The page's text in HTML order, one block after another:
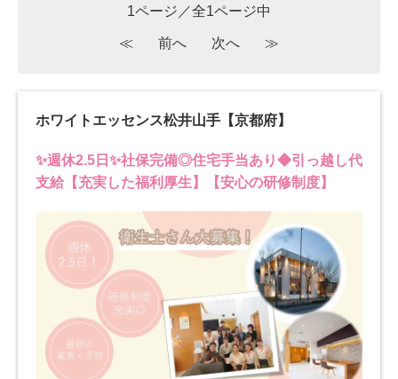
1ページ／全1ページ中
≪ 前へ 次へ ≫
ホワイトエッセンス松井山手【京都府】
✨週休2.5日✨社保完備◎住宅手当あり◆引っ越し代
支給【充実した福利厚生】【安心の研修制度】